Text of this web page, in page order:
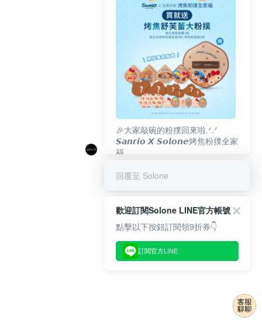
🎉大家敲碗的粉撲回來啦.ᐟ‪‪.ᐟ
𝙎𝙖𝙣𝙧𝙞𝙤 𝙓 𝙎𝙤𝙡𝙤𝙣𝙚烤焦粉撲全家
福
回覆至 Solone
歡迎訂閱Solone LINE官方帳號
點擊以下按鈕訂閱領9折券👇
訂閱官方LINE